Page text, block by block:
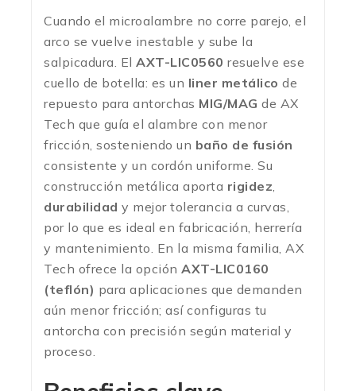
Cuando el microalambre no corre parejo, el
arco se vuelve inestable y sube la
salpicadura. El AXT-LIC0560 resuelve ese
cuello de botella: es un liner metálico de
repuesto para antorchas MIG/MAG de AX
Tech que guía el alambre con menor
fricción, sosteniendo un baño de fusión
consistente y un cordón uniforme. Su
construcción metálica aporta rigidez,
durabilidad y mejor tolerancia a curvas,
por lo que es ideal en fabricación, herrería
y mantenimiento. En la misma familia, AX
Tech ofrece la opción AXT-LIC0160
(teflón) para aplicaciones que demanden
aún menor fricción; así configuras tu
antorcha con precisión según material y
proceso.